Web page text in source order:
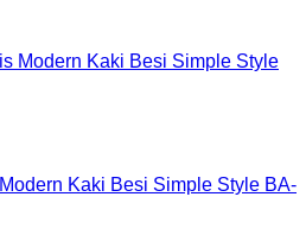
Kaki Besi Simple Style BA-